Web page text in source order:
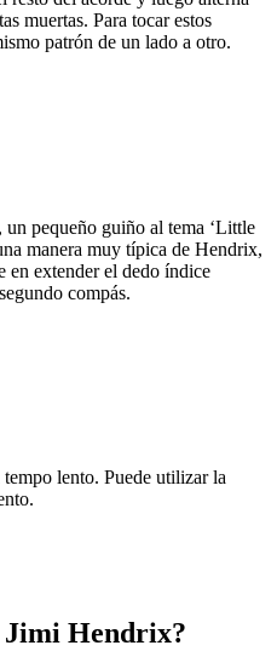
muertas. Para tocar estos
patrón de un lado a otro.
pequeño guiño al tema ‘Little
manera muy típica de Hendrix,
extender el dedo índice
compás.
lento. Puede utilizar la
Jimi Hendrix?